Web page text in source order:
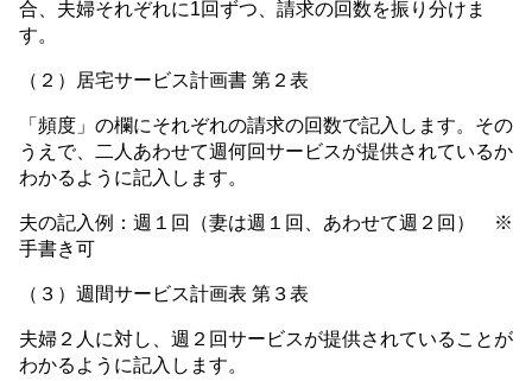
合、夫婦それぞれに1回ずつ、請求の回数を振り分けま
す。
（２）居宅サービス計画書 第２表
「頻度」の欄にそれぞれの請求の回数で記入します。その
うえで、二人あわせて週何回サービスが提供されているか
わかるように記入します。
夫の記入例：週１回（妻は週１回、あわせて週２回） ※
手書き可
（３）週間サービス計画表 第３表
夫婦２人に対し、週２回サービスが提供されていることが
わかるように記入します。